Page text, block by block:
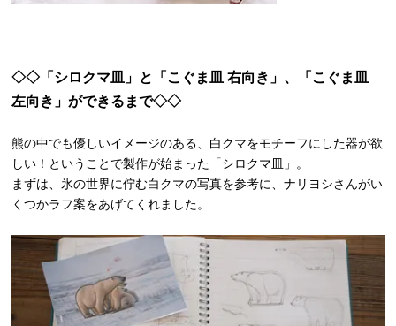
◇◇「シロクマ皿」と「こぐま皿 右向き」、「こぐま皿
左向き」ができるまで◇◇
熊の中でも優しいイメージのある、白クマをモチーフにした器が欲
しい！ということで製作が始まった「シロクマ皿」。
まずは、氷の世界に佇む白クマの写真を参考に、ナリヨシさんがい
くつかラフ案をあげてくれました。